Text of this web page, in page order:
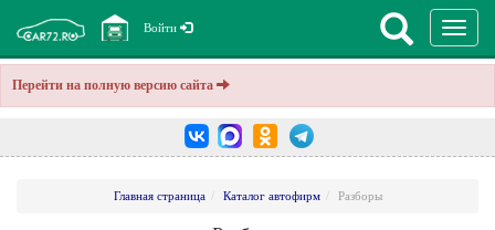
Перейти на полную версию сайта
Войти
Главная страница Каталог автофирм Разборы